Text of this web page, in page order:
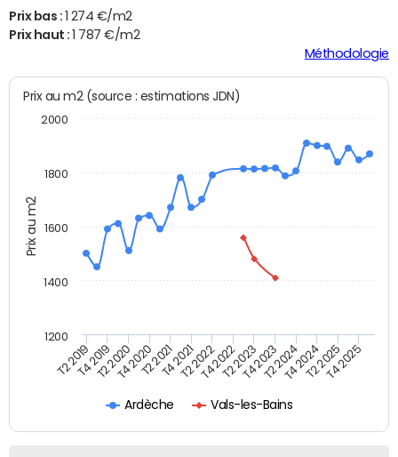
Prix bas :
1 274 €/m2
Prix haut :
1 787 €/m2
Méthodologie
Prix au m2
Prix au m2 (source : estimations JDN)
Ardèche Vals-les-Bains
T2 2019T4 2019T2 2020T4 2020T2 2021T4 2021T2 2022T4 2022T2 2023T4 2023T2 2024T4 2024T2 2025T4 2025
1400
1600
1800
2000
1200